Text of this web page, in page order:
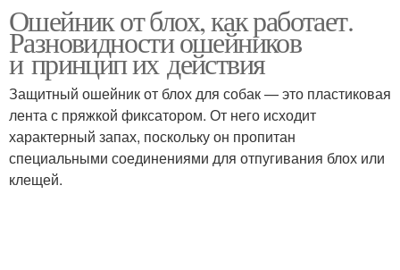
Ошейник от блох, как работает.
Разновидности ошейников
и принцип их действия
Защитный ошейник от блох для собак — это пластиковая
лента с пряжкой фиксатором. От него исходит
характерный запах, поскольку он пропитан
специальными соединениями для отпугивания блох или
клещей.